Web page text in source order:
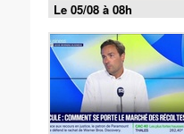
Le 05/08 à 08h